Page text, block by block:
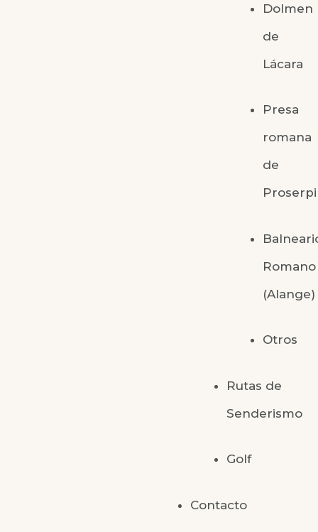
Dolmen
de
Lácara
Presa
romana
de
Romano
(Alange)
Otros
Rutas de
Senderismo
Golf
Contacto